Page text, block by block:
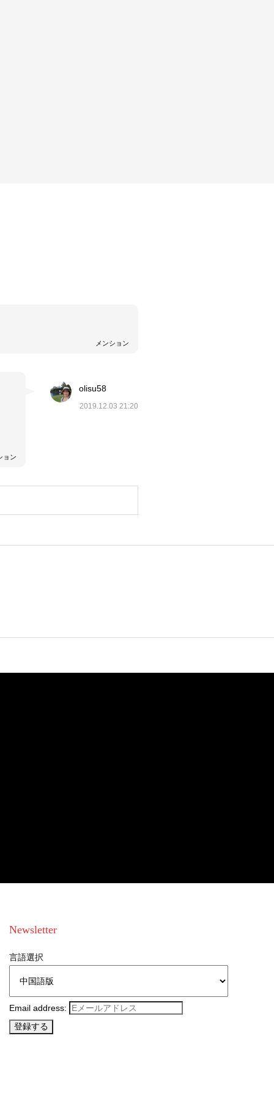
メンション
olisu58
2019.12.03 21:20
ョン
Newsletter
言語選択
Email address: